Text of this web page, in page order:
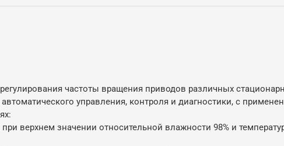
частоты вращения приводов различных
управления, контроля и диагностики, с
верхнем значении относительной влажности 98% и